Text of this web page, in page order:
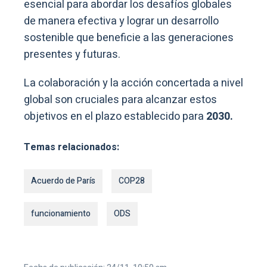
esencial para abordar los desafíos globales
de manera efectiva y lograr un desarrollo
sostenible que beneficie a las generaciones
presentes y futuras.
La colaboración y la acción concertada a nivel
global son cruciales para alcanzar estos
objetivos en el plazo establecido para 2030.
Temas relacionados:
Acuerdo de París COP28
funcionamiento ODS